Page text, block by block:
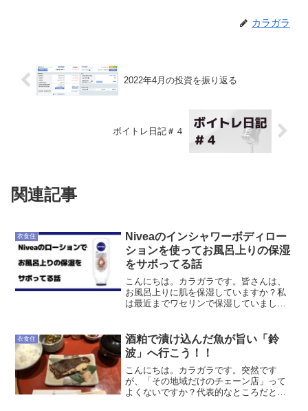
カラガラ
2022年4月の投資を振り返る
ボイトレ日記＃４
関連記事
衣食住
Niveaのインシャワーボディロー
ションを使ってお風呂上りの保湿
をサボってる話
こんにちは。カラガラです。皆さんは、
お風呂上りに肌を保湿していますか？私
は最近までワセリンで保湿していまし
す。ただ、そんなワセリンでも改善でき
ない不満がありました。それ...
衣食住
酒粕で漬け込んだ魚が旨い「鈴
波」へ行こう！！
こんにちは。カラガラです。突然です
が、「その地域だけのチェーン店」って
よくないですか？代表的なところだと、